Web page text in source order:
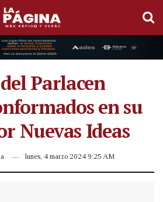
Parlacen
en su
Nuevas Ideas
lunes, 4 marzo 2024 9:25 AM